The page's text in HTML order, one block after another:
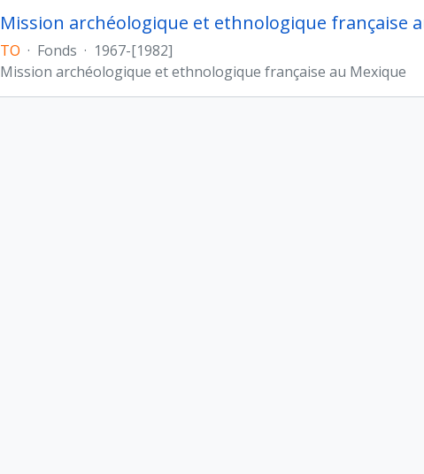
Mission archéologique et ethnologique française
TO · Fonds · 1967-[1982]
Mission archéologique et ethnologique française au Mexique